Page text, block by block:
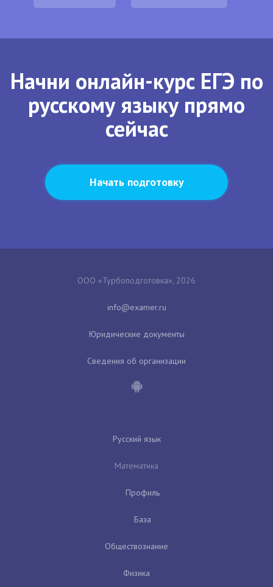
Начни онлайн-курс ЕГЭ по
русскому языку прямо
сейчас
Начать подготовку
ООО «Турбоподготовка», 2026
Юридические документы
Сведения об организации
Русский язык
Математика
Профиль
База
Обществознание
Физика